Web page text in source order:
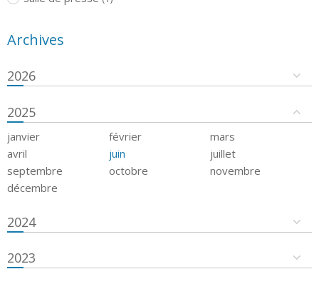
Archives
2026
2025
janvier février
mars
avril
juin
juillet
septembre
octobre
novembre
décembre
2024
2023